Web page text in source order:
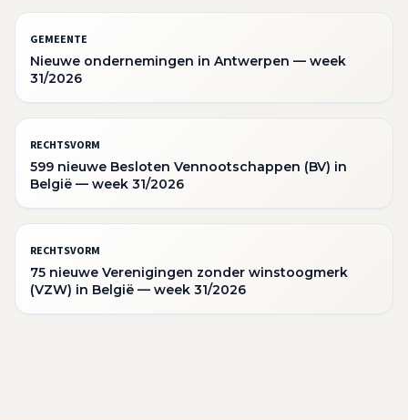
GEMEENTE
Nieuwe ondernemingen in Antwerpen — week
31/2026
RECHTSVORM
599 nieuwe Besloten Vennootschappen (BV) in
België — week 31/2026
RECHTSVORM
75 nieuwe Verenigingen zonder winstoogmerk
(VZW) in België — week 31/2026